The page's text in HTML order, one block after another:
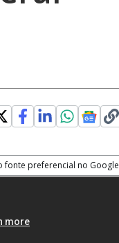
fonte preferencial no Google